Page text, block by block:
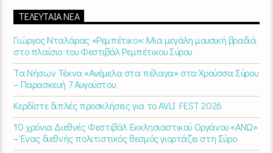
ΤΕΛΕΥΤΑΊΑ ΝΈΑ
Γιώργος Νταλάρας «Ρεμπέτικο»: Μια μεγάλη μουσική βραδιά
στο πλαίσιο του Φεστιβάλ Ρεμπέτικου Σύρου
Τα Νήσων Τέκνα «Ανέμελα στα πέλαγα» στα Χρούσσα Σύρου
– Παρασκευή 7 Αυγούστου
Κερδίστε διπλές προσκλήσεις για το AVLI FEST 2026
10 χρόνια Διεθνές Φεστιβάλ Εκκλησιαστικού Οργάνου «ΑΝΩ»
– Ένας διεθνής πολιτιστικός θεσμός γιορτάζει στη Σύρο​